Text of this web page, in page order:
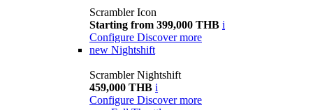
Scrambler Icon
Starting from 399,000 THB i
Configure Discover more
new Nightshift
Scrambler Nightshift
459,000 THB i
Configure Discover more